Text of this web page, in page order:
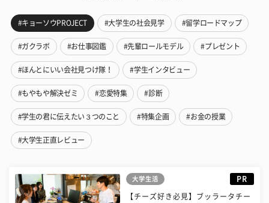
#キョーソウPROJECT #大学生の社会見学 #留学ロードマップ
#ガクラボ #お仕事図鑑 #先輩ロールモデル #プレゼント
#ほんとにいい会社見つけ隊！ #学生インタビュー
#もやもや解決ゼミ #恋愛特集 #診断
#学生の君に伝えたい３つのこと #特集企画 #お金の授業
#大学生正直レビュー
大学生活 PR
【チーズ好き必見】ブッラータチー